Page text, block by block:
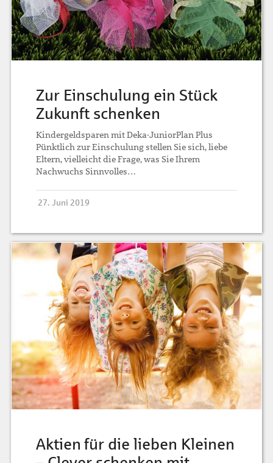
Zur Einschulung ein Stück
Zukunft schenken
Kindergeldsparen mit Deka-JuniorPlan Plus
Pünktlich zur Einschulung stellen Sie sich, liebe
Eltern, vielleicht die Frage, was Sie Ihrem
Nachwuchs Sinnvolles…
27. Juni 2019
Aktien für die lieben Kleinen